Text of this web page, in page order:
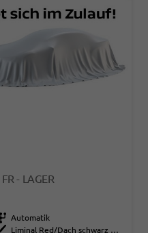
- LAGER
Getriebe Automatik
Außenfarbe Liminal Red/Dach schwarz Metallic (S60E)